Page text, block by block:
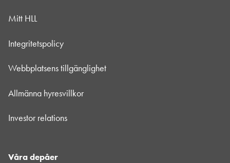
Mitt HLL
Integritetspolicy
Webbplatsens tillgänglighet
Allmänna hyresvillkor
Investor relations
Våra depåer